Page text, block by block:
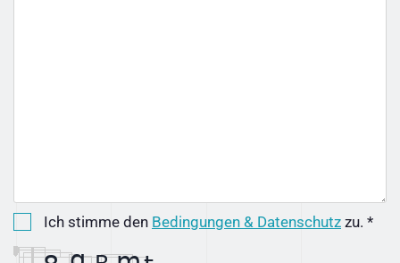
Ich stimme den Bedingungen & Datenschutz zu. *